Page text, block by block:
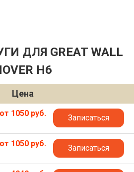
ДЛЯ GREAT WALL
H6
Цена
от 1050 руб. Записаться
от 1050 руб. Записаться